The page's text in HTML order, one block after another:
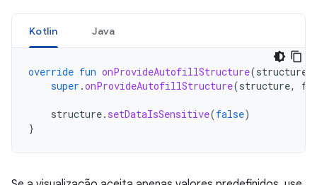
Kotlin Java
override fun onProvideAutofillStructure(structure
super .onProvideAutofillStructure(structure,
structure. setDataIsSensitive(false)
}